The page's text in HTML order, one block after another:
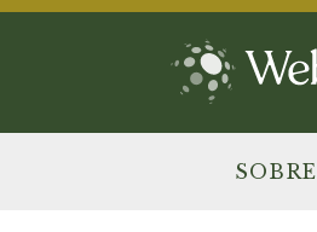
SOBRE